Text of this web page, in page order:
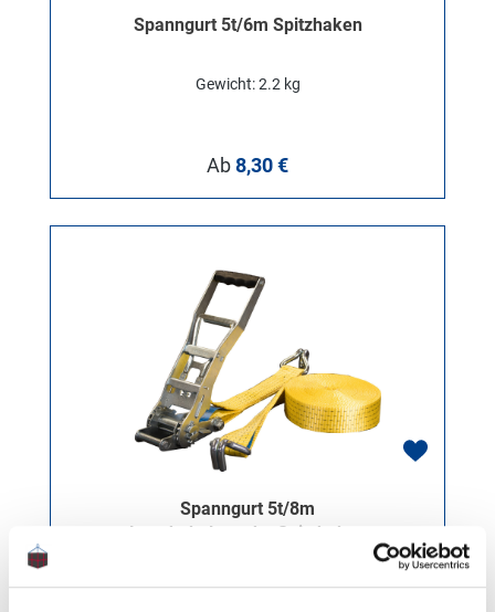
Spanngurt 5t/6m Spitzhaken
Gewicht: 2.2 kg
Regulärer Preis:
Ab8,30 €
Spanngurt 5t/8m
Langhebelratsche Spitzhaken